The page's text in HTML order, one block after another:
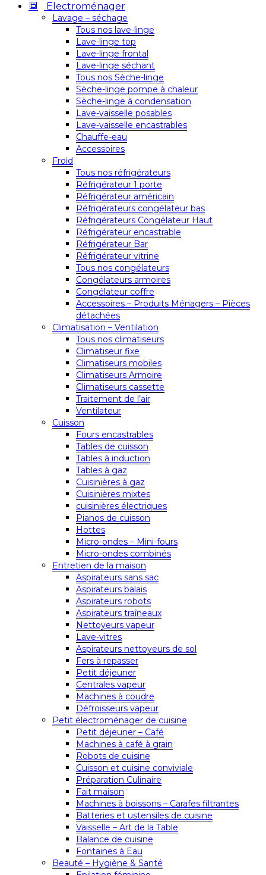
Electroménager
Lavage – séchage
Tous nos lave-linge
Lave-linge top
Lave-linge frontal
Lave-linge séchant
Tous nos Sèche-linge
Sèche-linge pompe à chaleur
Sèche-linge à condensation
Lave-vaisselle posables
Lave-vaisselle encastrables
Chauffe-eau
Accessoires
Froid
Tous nos réfrigérateurs
Réfrigérateur 1 porte
Réfrigérateur américain
Réfrigérateurs congélateur bas
Réfrigérateurs Congélateur Haut
Réfrigérateur encastrable
Réfrigérateur Bar
Réfrigérateur vitrine
Tous nos congélateurs
Congélateurs armoires
Congélateur coffre
Accessoires – Produits Ménagers – Pièces
détachées
Climatisation – Ventilation
Tous nos climatiseurs
Climatiseur fixe
Climatiseurs mobiles
Climatiseurs Armoire
Climatiseurs cassette
Traitement de l’air
Ventilateur
Cuisson
Fours encastrables
Tables de cuisson
Tables à induction
Tables à gaz
Cuisinières à gaz
Cuisinières mixtes
cuisinières électriques
Pianos de cuisson
Hottes
Micro-ondes – Mini-fours
Micro-ondes combinés
Entretien de la maison
Aspirateurs sans sac
Aspirateurs balais
Aspirateurs robots
Aspirateurs traîneaux
Nettoyeurs vapeur
Lave-vitres
Aspirateurs nettoyeurs de sol
Fers à repasser
Petit déjeuner
Centrales vapeur
Machines à coudre
Défroisseurs vapeur
Petit électroménager de cuisine
Petit déjeuner – Café
Machines à café à grain
Robots de cuisine
Cuisson et cuisine conviviale
Préparation Culinaire
Fait maison
Machines à boissons – Carafes filtrantes
Batteries et ustensiles de cuisine
Vaisselle – Art de la Table
Balance de cuisine
Fontaines à Eau
Beauté – Hygiène & Santé